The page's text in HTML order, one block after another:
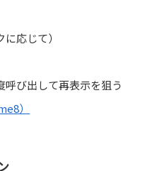
応じて）
び出して再表示を狙う
）